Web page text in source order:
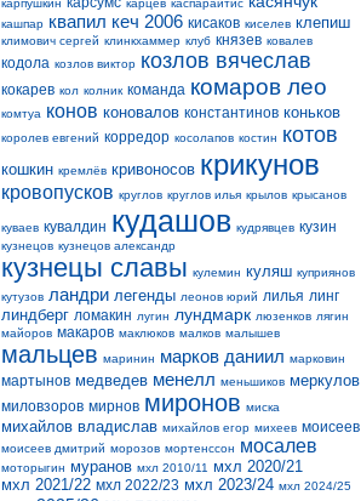
карпушкин
карцев каспарайтис
кашпар квапил кеч 2006 кисаков киселев клепиш
климович сергей клинкхаммер клуб князев ковалев
кодола козлов виктор козлов вячеслав
кокарев кол колник команда комаров лео
комтуа конов коновалов константинов коньков
королев евгений корредор косолапов костин котов
кошкин кремлёв кривоносов крикунов
кровопусков круглов круглов илья крылов крысанов
куваев кувалдин кудашов кудрявцев кузин
кузнецов кузнецов александр
кузнецы славы кулемин куляш куприянов
кутузов ландри легенды леонов юрий лилья линг
линдберг ломакин лугин лундмарк люзенков лягин
майоров макаров маклюков малков малышев
мальцев маринин марков даниил марковин
мартынов медведев менелл меньшиков меркулов
миловзоров мирнов миронов миска
михайлов владислав михайлов егор михеев моисеев
моисеев дмитрий морозов мортенссон мосалев
моторыгин муранов мхл 2010/11 мхл 2020/21
мхл 2021/22 мхл 2022/23 мхл 2023/24 мхл 2024/25